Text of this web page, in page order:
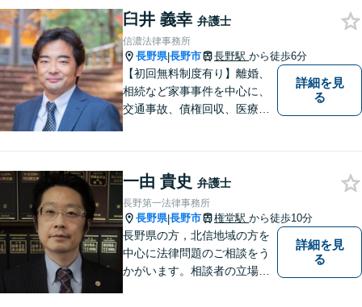
方は是非ご相談ください。迅
速に対応いたします。
臼井 義幸 弁護士
信濃法律事務所
長野県|長野市 長野駅 から徒歩6分
【初回無料制度有り】離婚、
相続など家事事件を中心に、
交通事故、債権回収、医療過
詳細を見
る
一由 貴史 弁護士
長野第一法律事務所
長野県|長野市 権堂駅 から徒歩10分
長野県の方，北信地域の方を
中心に法律問題のご相談をう
かがいます。相談者の立場を
詳細を見
る